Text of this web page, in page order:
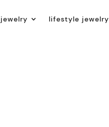
lifestyle jewelry